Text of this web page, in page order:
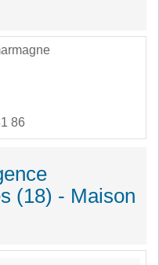
86
(18) - Maison